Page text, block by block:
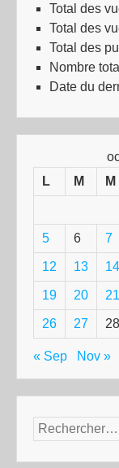
Total des
Total des
Total des
Nombre
Date du
L
M M
5 6 7
12 13 14
19 20 21
26 27 28
« Sep Nov »
Rechercher :